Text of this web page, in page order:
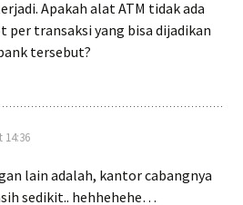
Apakah alat ATM tidak ada
per transaksi yang bisa dijadikan
tersebut?
14:36
lain adalah, kantor cabangnya
sedikit.. hehhehehe…